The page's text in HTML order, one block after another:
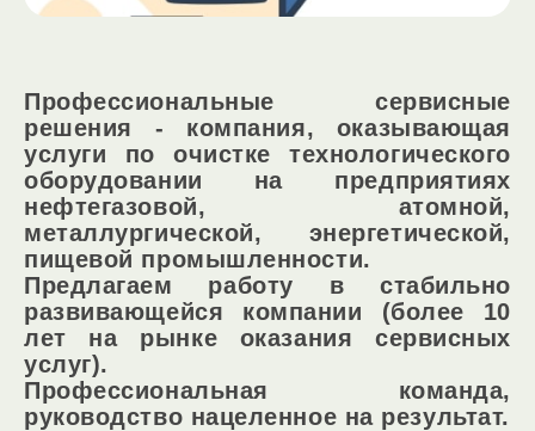
Профессиональные сервисные
решения - компания, оказывающая
услуги по очистке технологического
оборудовании на предприятиях
нефтегазовой, атомной,
металлургической, энергетической,
пищевой промышленности.
Предлагаем работу в стабильно
развивающейся компании (более 10
лет на рынке оказания сервисных
услуг).
Профессиональная команда,
руководство нацеленное на результат.